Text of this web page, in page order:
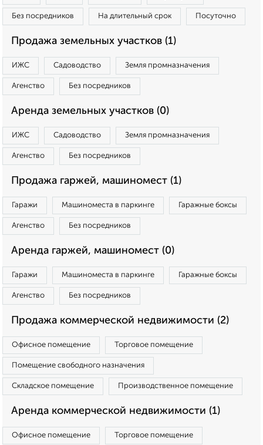
Без посредников На длительный срок Посуточно
Продажа земельных участков (1)
ИЖС Садоводство Земля промназначения
Агенство Без посредников
Аренда земельных участков (0)
ИЖС Садоводство Земля промназначения
Агенство Без посредников
Продажа гаржей, машиномест (1)
Гаражи Машиноместа в паркинге Гаражные боксы
Агенство Без посредников
Аренда гаржей, машиномест (0)
Гаражи Машиноместа в паркинге Гаражные боксы
Агенство Без посредников
Продажа коммерческой недвижимости (2)
Офисное помещение Торговое помещение
Помещение свободного назначения
Складское помещение Производственное помещение
Аренда коммерческой недвижимости (1)
Офисное помещение Торговое помещение